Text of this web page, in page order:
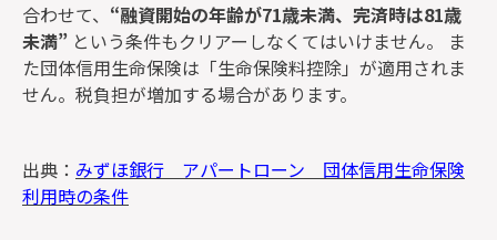
合わせて、 “融資開始の年齢が71歳未満、完済時は81歳
未満” という条件もクリアーしなくてはいけません。 ま
た団体信用生命保険は「生命保険料控除」が適用されま
せん。税負担が増加する場合があります。
出典： みずほ銀行 アパートローン 団体信用生命保険
利用時の条件